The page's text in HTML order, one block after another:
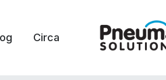
Circa